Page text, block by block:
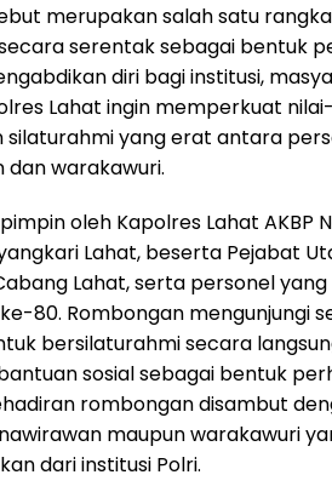
merupakan salah satu
serentak sebagai bentuk
diri bagi institusi,
Lahat ingin memperkuat
silaturahmi yang erat antara
dan warakawuri.
oleh Kapolres Lahat AKBP
Lahat, beserta Pejabat
Lahat, serta personel
80. Rombongan mengunjungi
bersilaturahmi secara
sosial sebagai bentuk
rombongan disambut
maupun warakawuri
dari institusi Polri.